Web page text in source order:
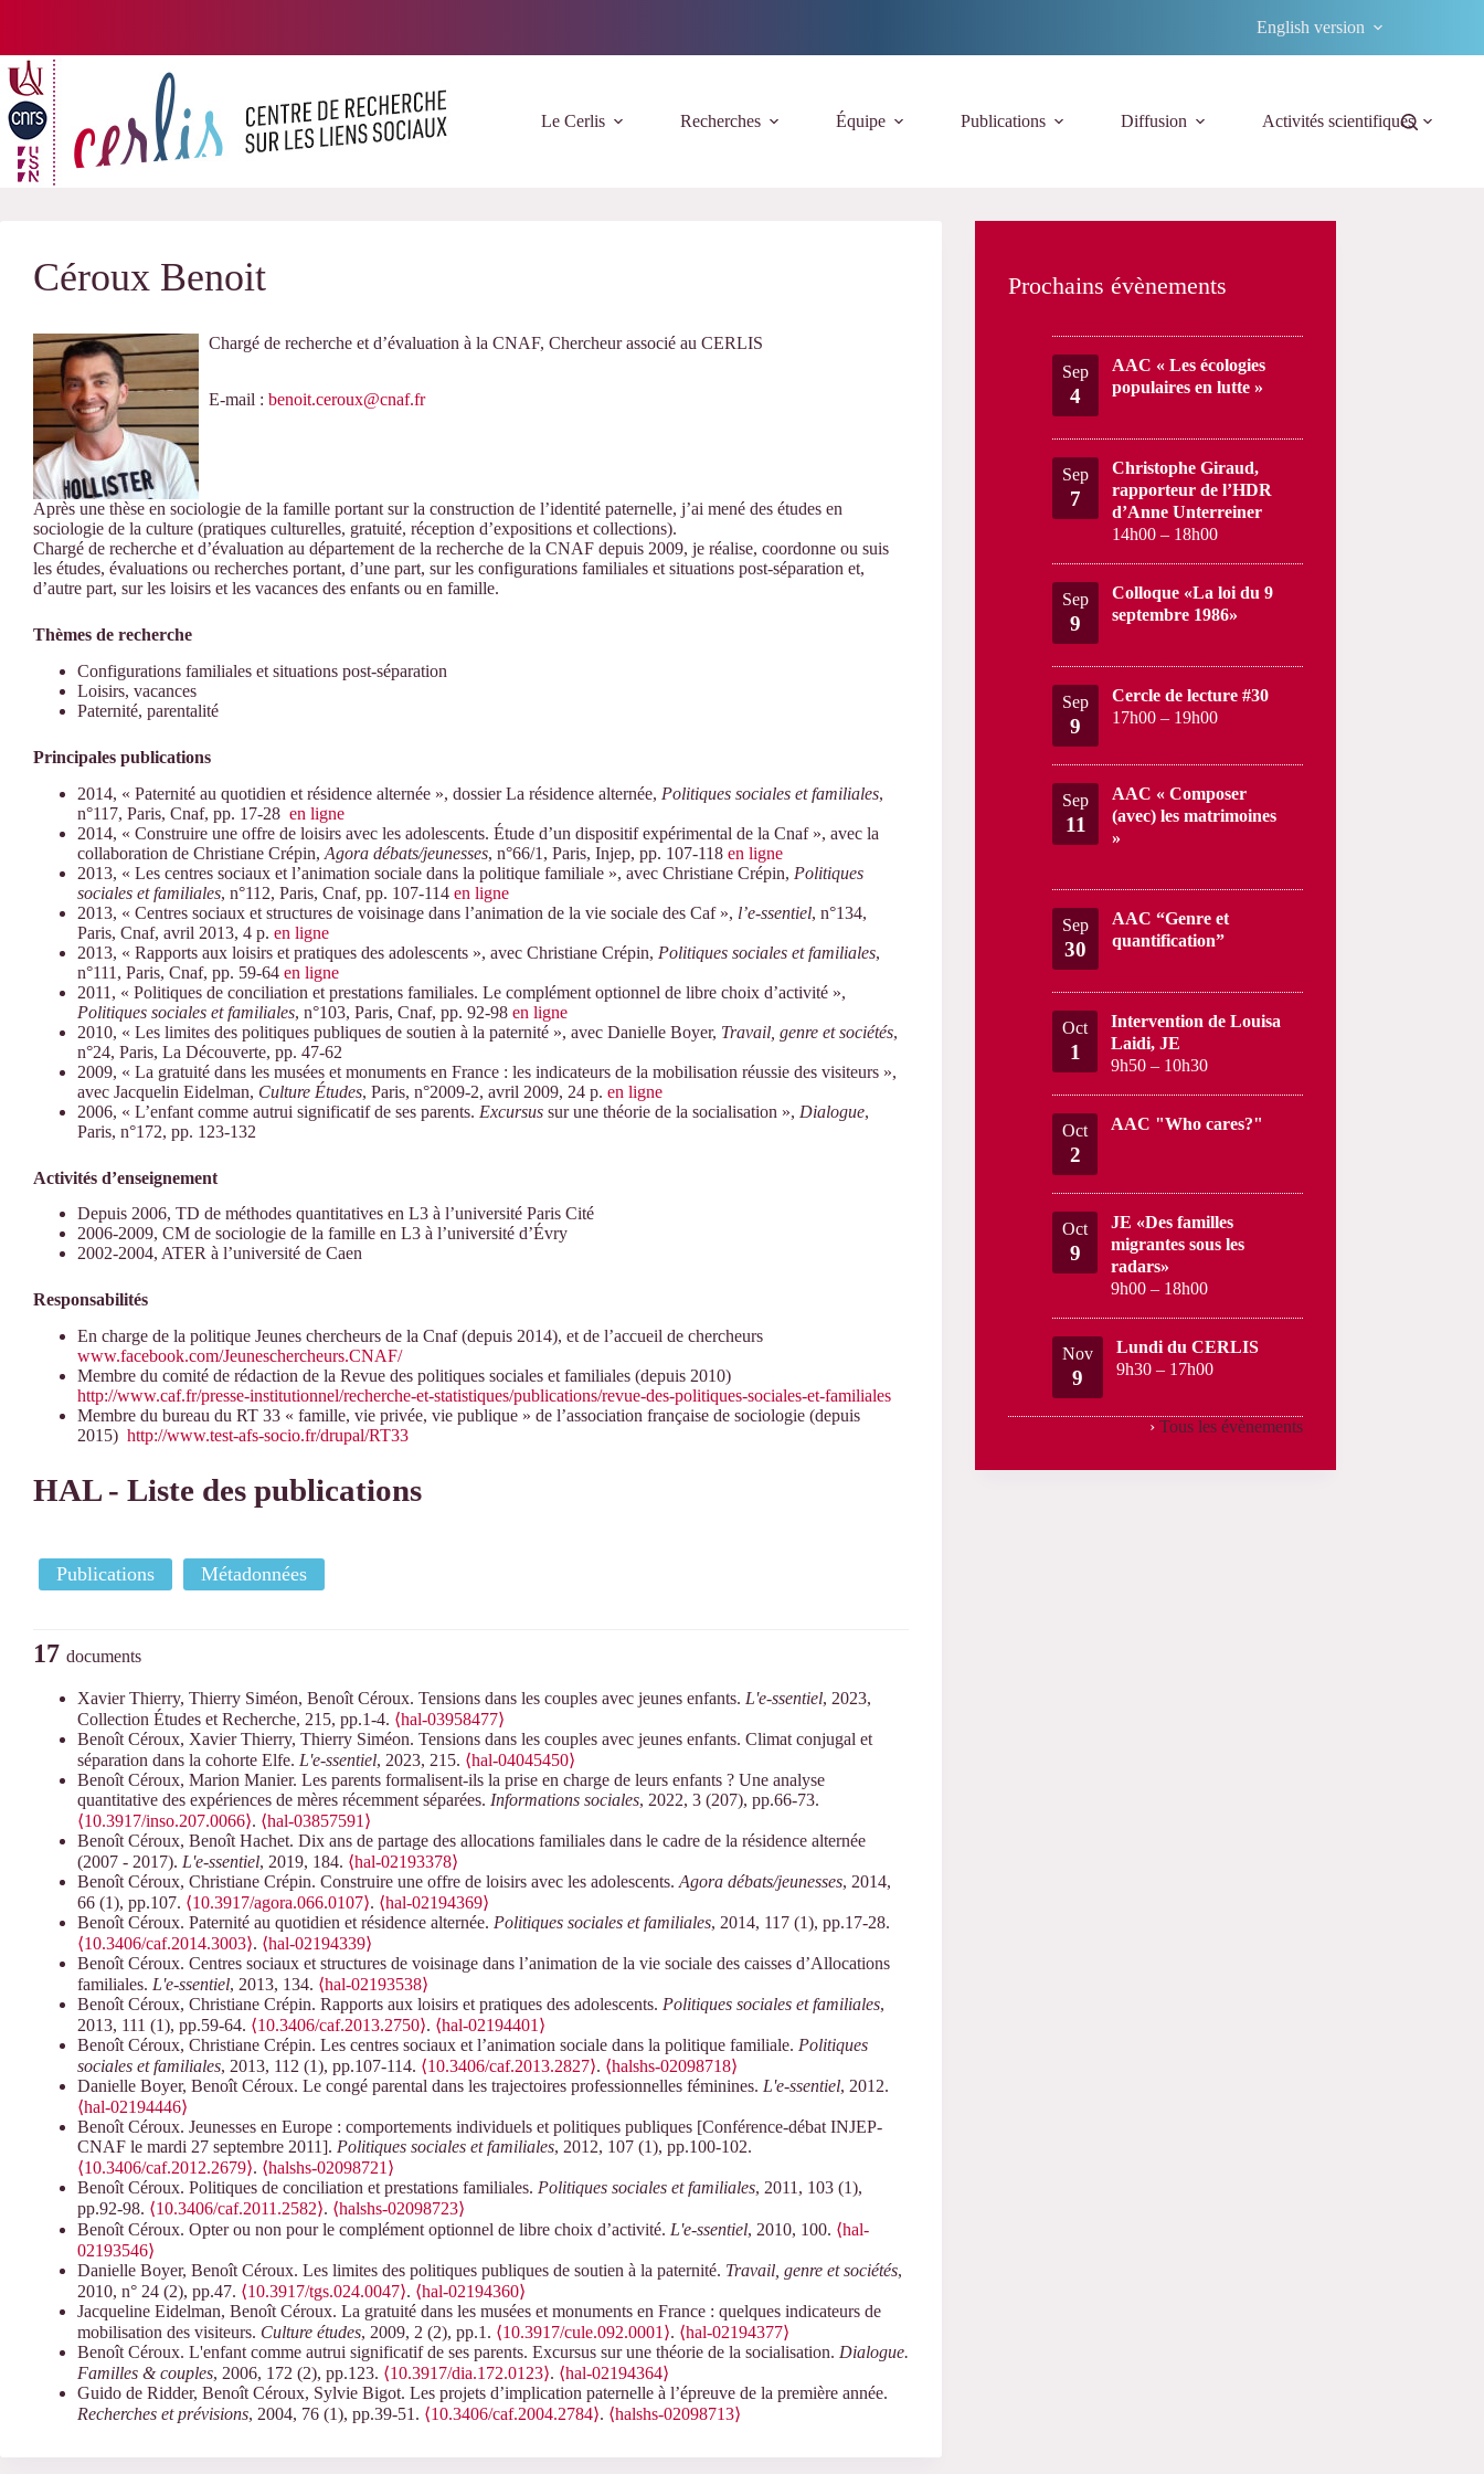
English version
Le Cerlis Recherches Équipe Publications Diffusion Activités scientifiques
Céroux Benoit
Chargé de recherche et d’évaluation à la CNAF, Chercheur associé au CERLIS
E-mail : benoit.ceroux@cnaf.fr
Après une thèse en sociologie de la famille portant sur la construction de l’identité paternelle, j’ai mené des études en
sociologie de la culture (pratiques culturelles, gratuité, réception d’expositions et collections).
Chargé de recherche et d’évaluation au département de la recherche de la CNAF depuis 2009, je réalise, coordonne ou suis
les études, évaluations ou recherches portant, d’une part, sur les configurations familiales et situations post-séparation et,
d’autre part, sur les loisirs et les vacances des enfants ou en famille.
Thèmes de recherche
Configurations familiales et situations post-séparation
Loisirs, vacances
Paternité, parentalité
Principales publications
2014, « Paternité au quotidien et résidence alternée », dossier La résidence alternée, Politiques sociales et familiales,
n°117, Paris, Cnaf, pp. 17-28 en ligne
2014, « Construire une offre de loisirs avec les adolescents. Étude d’un dispositif expérimental de la Cnaf », avec la
collaboration de Christiane Crépin, Agora débats/jeunesses, n°66/1, Paris, Injep, pp. 107-118 en ligne
2013, « Les centres sociaux et l’animation sociale dans la politique familiale », avec Christiane Crépin, Politiques
sociales et familiales, n°112, Paris, Cnaf, pp. 107-114 en ligne
2013, « Centres sociaux et structures de voisinage dans l’animation de la vie sociale des Caf », l’e-ssentiel, n°134,
Paris, Cnaf, avril 2013, 4 p. en ligne
2013, « Rapports aux loisirs et pratiques des adolescents », avec Christiane Crépin, Politiques sociales et familiales,
n°111, Paris, Cnaf, pp. 59-64 en ligne
2011, « Politiques de conciliation et prestations familiales. Le complément optionnel de libre choix d’activité »,
Politiques sociales et familiales, n°103, Paris, Cnaf, pp. 92-98 en ligne
2010, « Les limites des politiques publiques de soutien à la paternité », avec Danielle Boyer, Travail, genre et sociétés,
n°24, Paris, La Découverte, pp. 47-62
2009, « La gratuité dans les musées et monuments en France : les indicateurs de la mobilisation réussie des visiteurs »,
avec Jacquelin Eidelman, Culture Études, Paris, n°2009-2, avril 2009, 24 p. en ligne
2006, « L’enfant comme autrui significatif de ses parents. Excursus sur une théorie de la socialisation », Dialogue,
Paris, n°172, pp. 123-132
Activités d’enseignement
Depuis 2006, TD de méthodes quantitatives en L3 à l’université Paris Cité
2006-2009, CM de sociologie de la famille en L3 à l’université d’Évry
2002-2004, ATER à l’université de Caen
Responsabilités
En charge de la politique Jeunes chercheurs de la Cnaf (depuis 2014), et de l’accueil de chercheurs
www.facebook.com/Jeuneschercheurs.CNAF/
Membre du comité de rédaction de la Revue des politiques sociales et familiales (depuis 2010)
http://www.caf.fr/presse-institutionnel/recherche-et-statistiques/publications/revue-des-politiques-sociales-et-familiales
Membre du bureau du RT 33 « famille, vie privée, vie publique » de l’association française de sociologie (depuis
2015) http://www.test-afs-socio.fr/drupal/RT33
HAL - Liste des publications
Publications Métadonnées
17 documents
Xavier Thierry, Thierry Siméon, Benoît Céroux. Tensions dans les couples avec jeunes enfants. L'e-ssentiel, 2023,
Collection Études et Recherche, 215, pp.1-4. ⟨hal-03958477⟩
Benoît Céroux, Xavier Thierry, Thierry Siméon. Tensions dans les couples avec jeunes enfants. Climat conjugal et
séparation dans la cohorte Elfe. L'e-ssentiel, 2023, 215. ⟨hal-04045450⟩
Benoît Céroux, Marion Manier. Les parents formalisent-ils la prise en charge de leurs enfants ? Une analyse
quantitative des expériences de mères récemment séparées. Informations sociales, 2022, 3 (207), pp.66-73.
⟨10.3917/inso.207.0066⟩. ⟨hal-03857591⟩
Benoît Céroux, Benoît Hachet. Dix ans de partage des allocations familiales dans le cadre de la résidence alternée
(2007 - 2017). L'e-ssentiel, 2019, 184. ⟨hal-02193378⟩
Benoît Céroux, Christiane Crépin. Construire une offre de loisirs avec les adolescents. Agora débats/jeunesses, 2014,
66 (1), pp.107. ⟨10.3917/agora.066.0107⟩. ⟨hal-02194369⟩
Benoît Céroux. Paternité au quotidien et résidence alternée. Politiques sociales et familiales, 2014, 117 (1), pp.17-28.
⟨10.3406/caf.2014.3003⟩. ⟨hal-02194339⟩
Benoît Céroux. Centres sociaux et structures de voisinage dans l’animation de la vie sociale des caisses d’Allocations
familiales. L'e-ssentiel, 2013, 134. ⟨hal-02193538⟩
Benoît Céroux, Christiane Crépin. Rapports aux loisirs et pratiques des adolescents. Politiques sociales et familiales,
2013, 111 (1), pp.59-64. ⟨10.3406/caf.2013.2750⟩. ⟨hal-02194401⟩
Benoît Céroux, Christiane Crépin. Les centres sociaux et l’animation sociale dans la politique familiale. Politiques
sociales et familiales, 2013, 112 (1), pp.107-114. ⟨10.3406/caf.2013.2827⟩. ⟨halshs-02098718⟩
Danielle Boyer, Benoît Céroux. Le congé parental dans les trajectoires professionnelles féminines. L'e-ssentiel, 2012.
⟨hal-02194446⟩
Benoît Céroux. Jeunesses en Europe : comportements individuels et politiques publiques [Conférence-débat INJEP-
CNAF le mardi 27 septembre 2011]. Politiques sociales et familiales, 2012, 107 (1), pp.100-102.
⟨10.3406/caf.2012.2679⟩. ⟨halshs-02098721⟩
Benoît Céroux. Politiques de conciliation et prestations familiales. Politiques sociales et familiales, 2011, 103 (1),
pp.92-98. ⟨10.3406/caf.2011.2582⟩. ⟨halshs-02098723⟩
Benoît Céroux. Opter ou non pour le complément optionnel de libre choix d’activité. L'e-ssentiel, 2010, 100. ⟨hal-
02193546⟩
Danielle Boyer, Benoît Céroux. Les limites des politiques publiques de soutien à la paternité. Travail, genre et sociétés,
2010, n° 24 (2), pp.47. ⟨10.3917/tgs.024.0047⟩. ⟨hal-02194360⟩
Jacqueline Eidelman, Benoît Céroux. La gratuité dans les musées et monuments en France : quelques indicateurs de
mobilisation des visiteurs. Culture études, 2009, 2 (2), pp.1. ⟨10.3917/cule.092.0001⟩. ⟨hal-02194377⟩
Benoît Céroux. L'enfant comme autrui significatif de ses parents. Excursus sur une théorie de la socialisation. Dialogue.
Familles & couples, 2006, 172 (2), pp.123. ⟨10.3917/dia.172.0123⟩. ⟨hal-02194364⟩
Guido de Ridder, Benoît Céroux, Sylvie Bigot. Les projets d’implication paternelle à l’épreuve de la première année.
Recherches et prévisions, 2004, 76 (1), pp.39-51. ⟨10.3406/caf.2004.2784⟩. ⟨halshs-02098713⟩
Prochains évènements
Sep
4
AAC « Les écologies
populaires en lutte »
Sep
7
Christophe Giraud,
rapporteur de l’HDR
d’Anne Unterreiner
14h00 – 18h00
Sep
9
Colloque «La loi du 9
septembre 1986»
Sep
9
Cercle de lecture #30
17h00 – 19h00
Sep
11
AAC « Composer
(avec) les matrimoines
»
Sep
30
AAC “Genre et
quantification”
Oct
1
Intervention de Louisa
Laidi, JE
9h50 – 10h30
Oct
2
AAC "Who cares?"
Oct
9
JE «Des familles
migrantes sous les
radars»
9h00 – 18h00
Nov
9
Lundi du CERLIS
9h30 – 17h00
› Tous les évènements